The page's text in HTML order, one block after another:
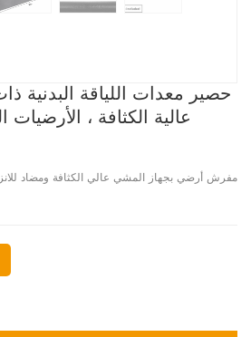
حصير معدات اللياقة البدنية
عالية الكثافة ،
مفرش أرضي بجهاز المشي عالي الكثافة ومضاد